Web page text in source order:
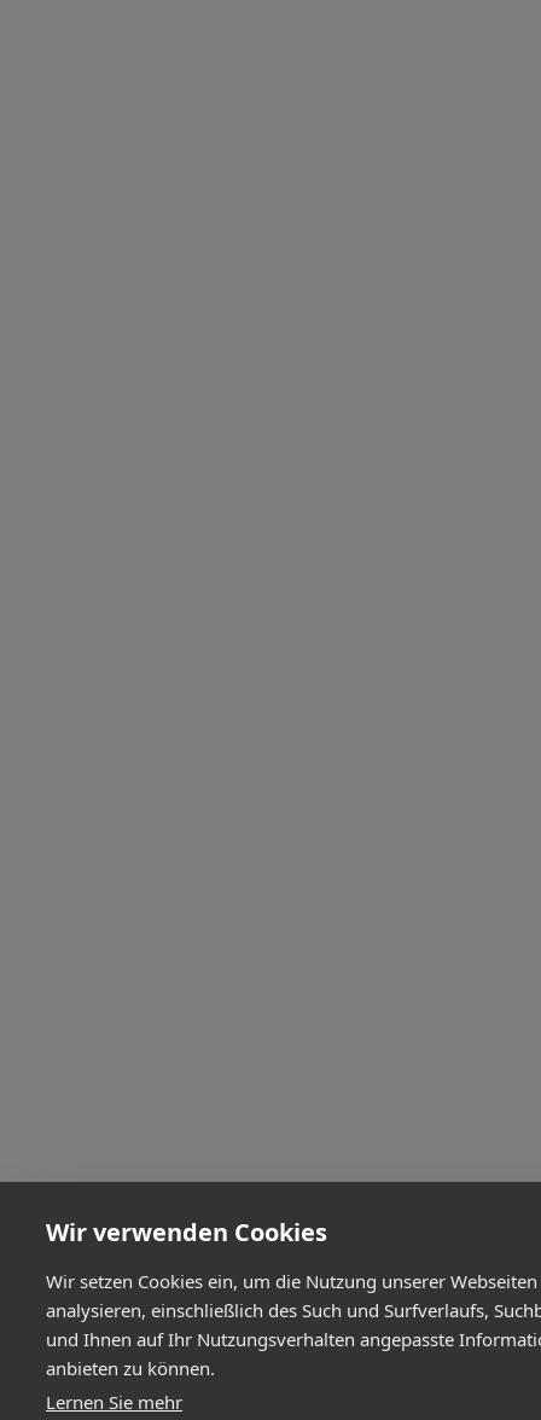
Wir verwenden Cookies
Wir setzen Cookies ein, um die Nutzung unserer
analysieren, einschließlich des Such und Surfverlaufs,
und Ihnen auf Ihr Nutzungsverhalten angepasste
anbieten zu können.
Lernen Sie mehr